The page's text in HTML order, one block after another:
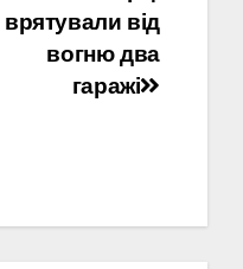
врятували від
вогню два
гаражі